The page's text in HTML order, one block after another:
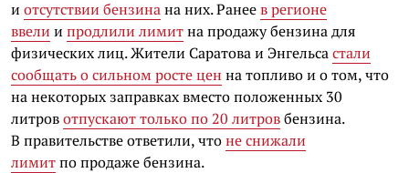
и отсутствии бензинана них. Ранеев регионе
ввели и продлили лимитна продажу бензина для
физических лиц. Жители Саратова и Энгельсастали
сообщать о сильном росте цен на топливо и о том, что
на некоторых заправках вместо положенных 30
литровотпускают только по 20 литровбензина.
В правительстве ответили, чтоне снижали
лимитпо продаже бензина.